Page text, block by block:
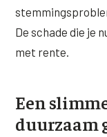
De schade die je
met rente.
Een
duurzaam